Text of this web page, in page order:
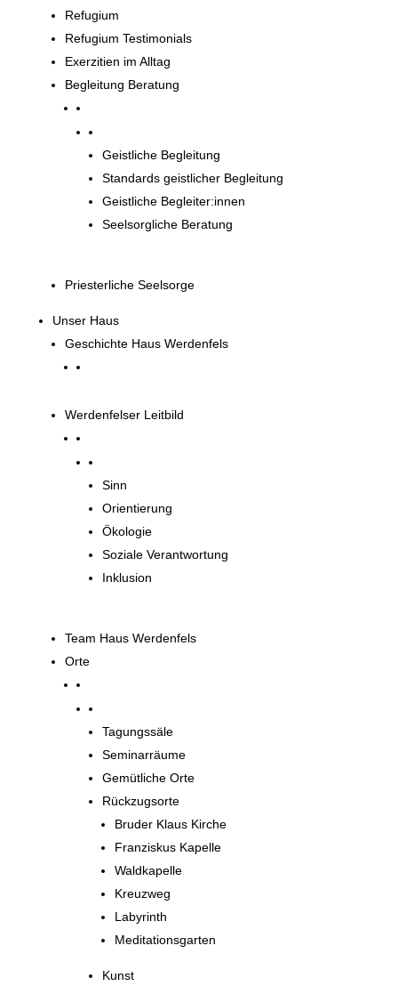
Refugium
Refugium Testimonials
Exerzitien im Alltag
Begleitung Beratung
Geistliche Begleitung
Standards geistlicher Begleitung
Geistliche Begleiter:innen
Seelsorgliche Beratung
Priesterliche Seelsorge
Unser Haus
Geschichte Haus Werdenfels
Werdenfelser Leitbild
Sinn
Orientierung
Ökologie
Soziale Verantwortung
Inklusion
Team Haus Werdenfels
Orte
Tagungssäle
Seminarräume
Gemütliche Orte
Rückzugsorte
Bruder Klaus Kirche
Franziskus Kapelle
Waldkapelle
Kreuzweg
Labyrinth
Meditationsgarten
Kunst